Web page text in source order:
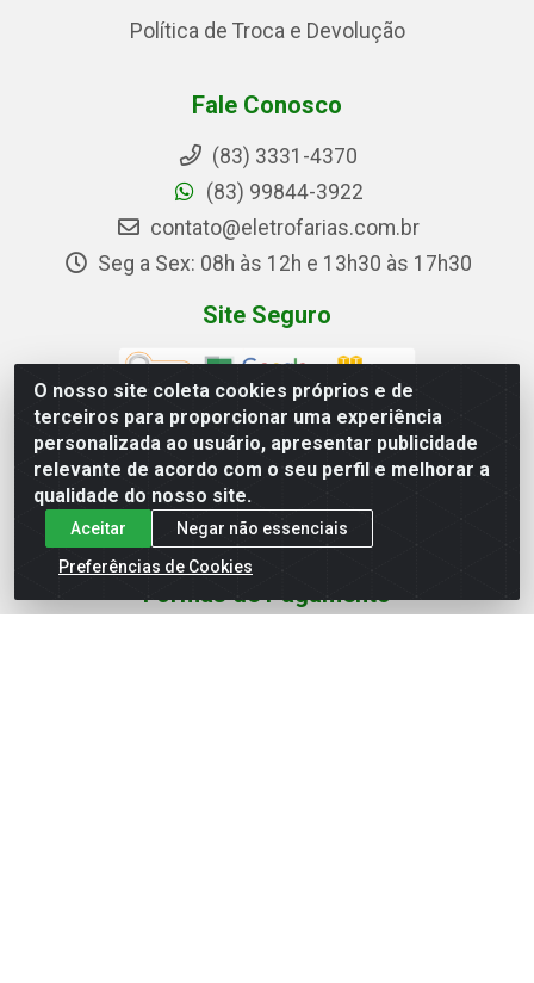
O nosso site coleta cookies próprios e de
terceiros para proporcionar uma experiência
personalizada ao usuário, apresentar publicidade
relevante de acordo com o seu perfil e melhorar a
qualidade do nosso site.
Aceitar
Negar não essenciais
Preferências de Cookies
Política de Troca e Devolução
Fale Conosco
(83) 3331-4370
(83) 99844-3922
contato@eletrofarias.com.br
Seg a Sex: 08h às 12h e 13h30 às 17h30
Site Seguro
Redes Sociais
Instagram
YouTube
Formas de Pagamento